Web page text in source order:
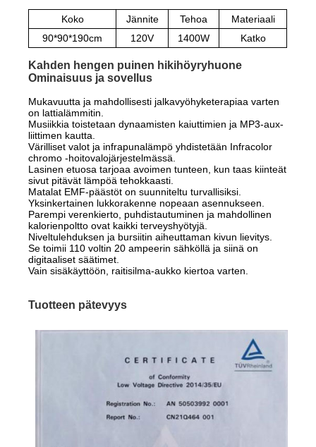
Koko Jännite Tehoa
Materiaali
90*90*190cm
120V 1400W Katko
Kahden hengen puinen hikihöyryhuone
Ominaisuus ja sovellus
Mukavuutta ja mahdollisesti jalkavyöhyketerapiaa varten
on lattialämmitin.
Musiikkia toistetaan dynaamisten kaiuttimien ja MP3-aux-
liittimen kautta.
Värilliset valot ja infrapunalämpö yhdistetään Infracolor
chromo -hoitovalojärjestelmässä.
Lasinen etuosa tarjoaa avoimen tunteen, kun taas kiinteät
sivut pitävät lämpöä tehokkaasti.
Matalat EMF-päästöt on suunniteltu turvallisiksi.
Yksinkertainen lukkorakenne nopeaan asennukseen.
Parempi verenkierto, puhdistautuminen ja mahdollinen
kalorienpoltto ovat kaikki terveyshyötyjä.
Niveltulehduksen ja bursiitin aiheuttaman kivun lievitys.
Se toimii 110 voltin 20 ampeerin sähköllä ja siinä on
digitaaliset säätimet.
Vain sisäkäyttöön, raitisilma-aukko kiertoa varten.
Tuotteen pätevyys